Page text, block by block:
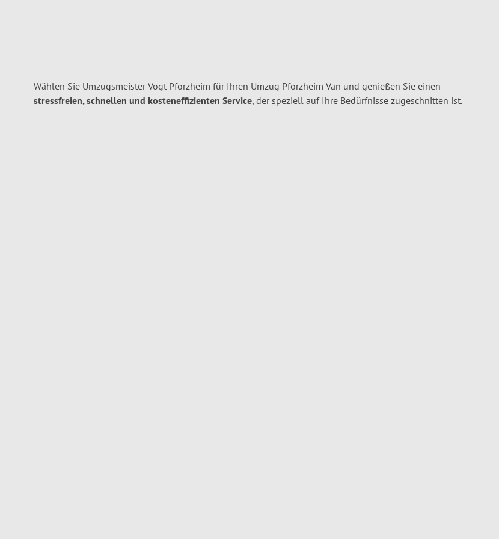
Wählen Sie Umzugsmeister Vogt Pforzheim für Ihren Umzug Pforzheim Van und genießen Sie einen
stressfreien, schnellen und kosteneffizienten Service, der speziell auf Ihre Bedürfnisse zugeschnitten ist.